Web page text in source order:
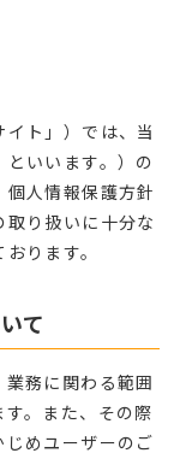
イト」）では、当
いいます。）の
人情報保護方針
り扱いに十分な
ります。
て
務に関わる範囲
。また、その際
めユーザーのご